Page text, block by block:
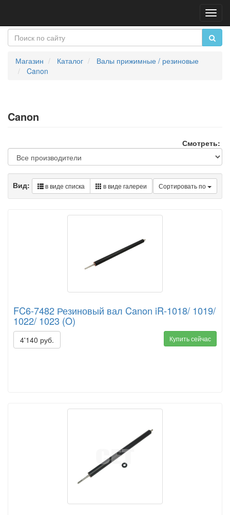
Магазин Каталог
Валы прижимные / резиновые
Canon
Canon
Смотреть:
Сортировать по
Вид: в виде списка в виде галереи
FC6-7482 Резиновый вал Canon iR-1018/ 1019/
1022/ 1023 (O)
4'140 руб. Купить сейчас